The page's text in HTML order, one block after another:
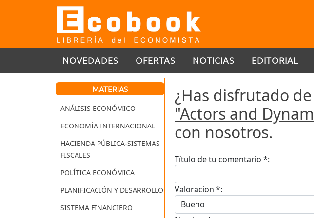
NOVEDADES OFERTAS NOTICIAS EDITORIAL
MATERIAS
ANÁLISIS ECONÓMICO
ECONOMÍA INTERNACIONAL
HACIENDA PÚBLICA-SISTEMAS
FISCALES
POLÍTICA ECONÓMICA
PLANIFICACIÓN Y DESARROLLO
SISTEMA FINANCIERO
¿Has disfrutado
"Actors and
con nosotros.
Título de tu comentario *:
Valoracion *: